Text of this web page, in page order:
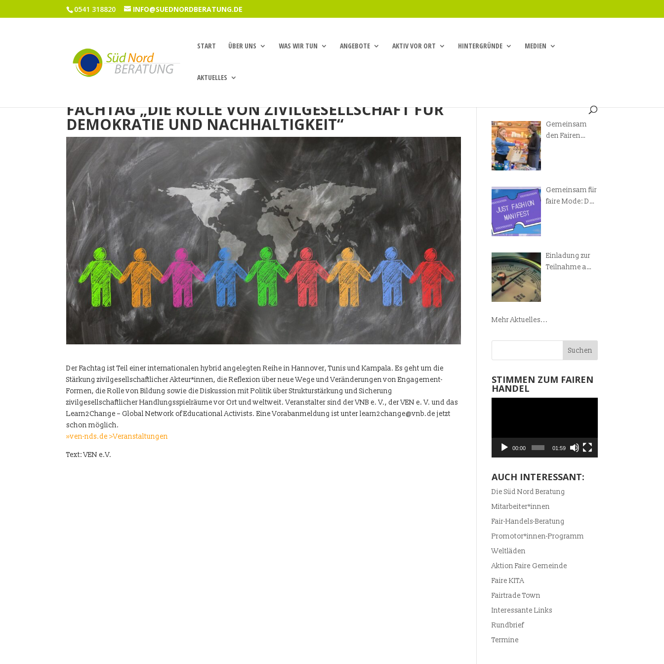
0541 318820 INFO@SUEDNORDBERATUNG.DE
START ÜBER UNS WAS WIR TUN ANGEBOTE AKTIV VOR ORT HINTERGRÜNDE MEDIEN
AKTUELLES
FACHTAG „DIE ROLLE VON ZIVILGESELLSCHAFT FÜR
DEMOKRATIE UND NACHHALTIGKEIT“
Der Fachtag ist Teil einer internationalen hybrid angelegten Reihe in Hannover, Tunis und Kampala. Es geht um die
Stärkung zivilgesellschaftlicher Akteur*innen, die Reflexion über neue Wege und Veränderungen von Engagement-
Formen, die Rolle von Bildung sowie die Diskussion mit Politik über Strukturstärkung und Sicherung
zivilgesellschaftlicher Handlungsspielräume vor Ort und weltweit. Veranstalter sind der VNB e. V., der VEN e. V. und das
Learn2Change – Global Network of Educational Activists. Eine Vorabanmeldung ist unter learn2change@vnb.de jetzt
schon möglich.
»ven-nds.de >Veranstaltungen
Text: VEN e.V.
Gemeinsam
den Fairen
Gemeinsam für
faire Mode: Das
Einladung zur
Teilnahme am
Mehr Aktuelles...
STIMMEN ZUM FAIREN
HANDEL
00:00 01:59
AUCH INTERESSANT:
Die Süd Nord Beratung
Mitarbeiter*innen
Fair-Handels-Beratung
Promotor*innen-Programm
Weltläden
Aktion Faire Gemeinde
Faire KITA
Fairtrade Town
Interessante Links
Rundbrief
Termine